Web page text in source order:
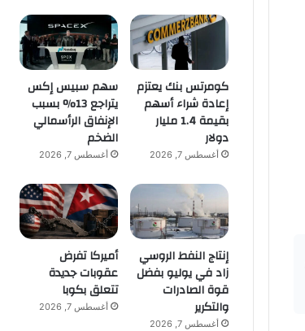
كومرتس بنك يعتزم
إعادة شراء أسهم
بقيمة 1.4 مليار
دولار
أغسطس 7, 2026
سهم سبيس إكس
يتراجع 13% بسبب
الإنفاق الرأسمالي
الضخم
أغسطس 7, 2026
إنتاج النفط الروسي
زاد في يوليو بفضل
قوة الصادرات
والتكرير
أغسطس 7, 2026
أميركا تفرض
عقوبات جديدة
تتعلق بكوبا
أغسطس 7, 2026